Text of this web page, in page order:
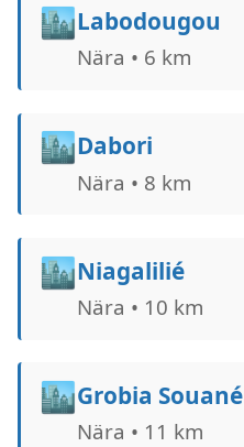
🏙️Labodougou
Nära • 6 km
🏙️Dabori
Nära • 8 km
🏙️Niagalilié
Nära • 10 km
🏙️Grobia Souané
Nära • 11 km